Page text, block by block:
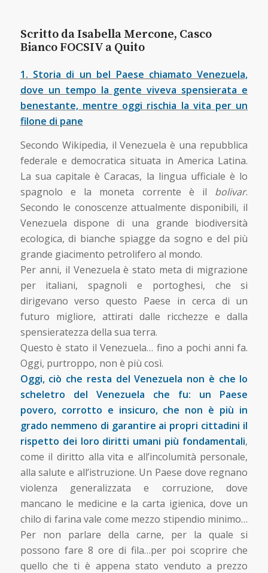
Scritto da Isabella Mercone, Casco
Bianco FOCSIV a Quito
1. Storia di un bel Paese chiamato Venezuela,
dove un tempo la gente viveva spensierata e
benestante, mentre oggi rischia la vita per un
filone di pane
Secondo Wikipedia, il Venezuela è una repubblica
federale e democratica situata in America Latina.
La sua capitale è Caracas, la lingua ufficiale è lo
spagnolo e la moneta corrente è il bolivar.
Secondo le conoscenze attualmente disponibili, il
Venezuela dispone di una grande biodiversità
ecologica, di bianche spiagge da sogno e del più
grande giacimento petrolifero al mondo.
Per anni, il Venezuela è stato meta di migrazione
per italiani, spagnoli e portoghesi, che si
dirigevano verso questo Paese in cerca di un
futuro migliore, attirati dalle ricchezze e dalla
spensieratezza della sua terra.
Questo è stato il Venezuela… fino a pochi anni fa.
Oggi, purtroppo, non è più così.
Oggi, ciò che resta del Venezuela non è che lo
scheletro del Venezuela che fu: un Paese
povero, corrotto e insicuro, che non è più in
grado nemmeno di garantire ai propri cittadini il
rispetto dei loro diritti umani più fondamentali,
come il diritto alla vita e all’incolumità personale,
alla salute e all’istruzione. Un Paese dove regnano
violenza generalizzata e corruzione, dove
mancano le medicine e la carta igienica, dove un
chilo di farina vale come mezzo stipendio minimo…
Per non parlare della carne, per la quale si
possono fare 8 ore di fila…per poi scoprire che
quello che ti è appena stato venduto a prezzo